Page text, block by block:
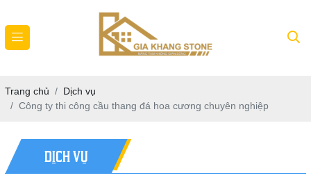
Trang chủ
Dịch vụ
Công ty thi công cầu thang đá hoa cương chuyên nghiệp
DỊCH VỤ